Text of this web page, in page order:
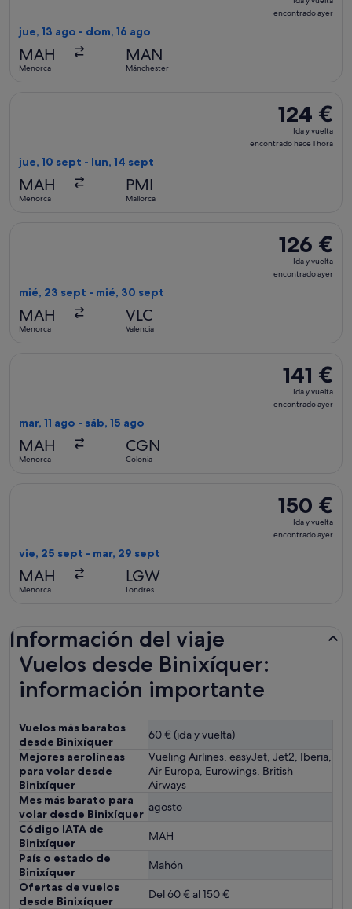
y
encontrado ayer
jue, 13 ago - dom, 16 ago
MAH
Menorca
MAN
Mánchester
124 €
Ida
y
124 €
Ida y vuelta
encontrado hace 1 hora
jue, 10 sept - lun, 14 sept
MAH
Menorca
PMI
Mallorca
126 €
Ida
y
126 €
Ida y vuelta
encontrado ayer
mié, 23 sept - mié, 30 sept
MAH
Menorca
VLC
Valencia
141 €
Ida
y
141 €
Ida y vuelta
encontrado ayer
mar, 11 ago - sáb, 15 ago
MAH
Menorca
CGN
Colonia
150 €
Ida
y
150 €
Ida y vuelta
encontrado ayer
vie, 25 sept - mar, 29 sept
MAH
Menorca
LGW
Londres
Información del viaje
Vuelos desde Binixíquer:
información importante
Vuelos más baratos
desde Binixíquer
60 € (ida y vuelta)
Mejores aerolíneas
para volar desde
Binixíquer
Vueling Airlines, easyJet, Jet2, Iberia,
Air Europa, Eurowings, British
Airways
Mes más barato para
volar desde Binixíquer agosto
Código IATA de
Binixíquer
MAH
País o estado de
Binixíquer
Mahón
Ofertas de vuelos
desde Binixíquer
Del 60 € al 150 €